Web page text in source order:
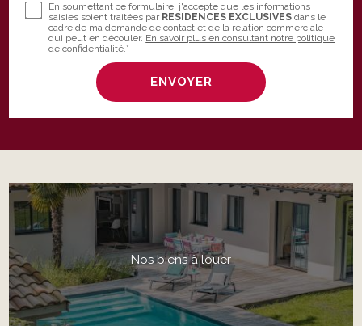
En soumettant ce formulaire, j'accepte que les informations
saisies soient traitées par RESIDENCES EXCLUSIVES dans le
cadre de ma demande de contact et de la relation commerciale
qui peut en découler. En savoir plus en consultant notre politique
de confidentialité.*
Nos biens à louer